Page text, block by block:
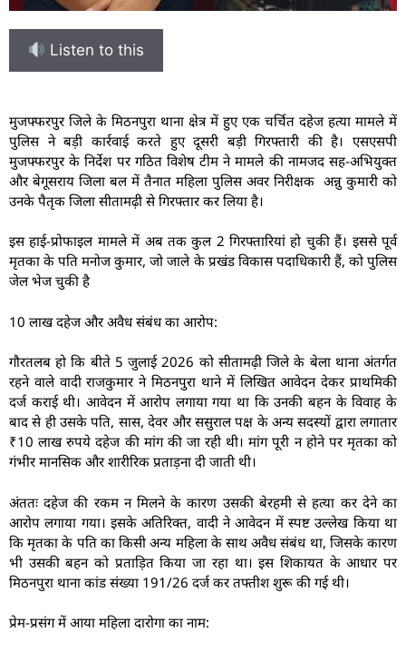
Listen to this
मुजफ्फरपुर जिले के मिठनपुरा थाना क्षेत्र में हुए एक चर्चित दहेज हत्या मामले में
पुलिस ने बड़ी कार्रवाई करते हुए दूसरी बड़ी गिरफ्तारी की है। एसएसपी
मुजफ्फरपुर के निर्देश पर गठित विशेष टीम ने मामले की नामजद सह-अभियुक्त
और बेगूसराय जिला बल में तैनात महिला पुलिस अवर निरीक्षक अन्नु कुमारी को
उनके पैतृक जिला सीतामढ़ी से गिरफ्तार कर लिया है।
इस हाई-प्रोफाइल मामले में अब तक कुल 2 गिरफ्तारियां हो चुकी हैं। इससे पूर्व
मृतका के पति मनोज कुमार, जो जाले के प्रखंड विकास पदाधिकारी हैं, को पुलिस
जेल भेज चुकी है
10 लाख दहेज और अवैध संबंध का आरोप:
गौरतलब हो कि बीते 5 जुलाई 2026 को सीतामढ़ी जिले के बेला थाना अंतर्गत
रहने वाले वादी राजकुमार ने मिठनपुरा थाने में लिखित आवेदन देकर प्राथमिकी
दर्ज कराई थी। आवेदन में आरोप लगाया गया था कि उनकी बहन के विवाह के
बाद से ही उसके पति, सास, देवर और ससुराल पक्ष के अन्य सदस्यों द्वारा लगातार
₹10 लाख रुपये दहेज की मांग की जा रही थी। मांग पूरी न होने पर मृतका को
गंभीर मानसिक और शारीरिक प्रताड़ना दी जाती थी।
अंततः दहेज की रकम न मिलने के कारण उसकी बेरहमी से हत्या कर देने का
आरोप लगाया गया। इसके अतिरिक्त, वादी ने आवेदन में स्पष्ट उल्लेख किया था
कि मृतका के पति का किसी अन्य महिला के साथ अवैध संबंध था, जिसके कारण
भी उसकी बहन को प्रताड़ित किया जा रहा था। इस शिकायत के आधार पर
मिठनपुरा थाना कांड संख्या 191/26 दर्ज कर तफ्तीश शुरू की गई थी।
प्रेम-प्रसंग में आया महिला दारोगा का नाम: